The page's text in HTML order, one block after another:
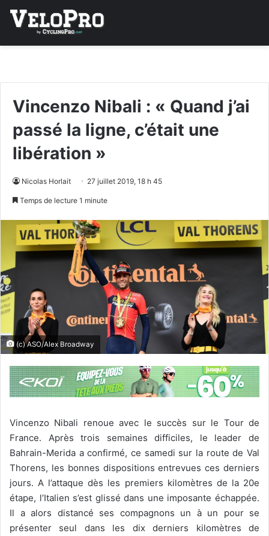
Vincenzo Nibali : « Quand j’ai
passé la ligne, c’était une
libération »
Nicolas Horlait 27 juillet 2019, 18 h 45
Temps de lecture 1 minute
(c) ASO/Alex Broadway
Vincenzo Nibali renoue avec le succès sur le Tour de
France. Après trois semaines difficiles, le leader de
Bahrain-Merida a confirmé, ce samedi sur la route de Val
Thorens, les bonnes dispositions entrevues ces derniers
jours. A l’attaque dès les premiers kilomètres de la 20e
étape, l’Italien s’est glissé dans une imposante échappée.
Il a alors distancé ses compagnons un à un pour se
présenter seul dans les dix derniers kilomètres de